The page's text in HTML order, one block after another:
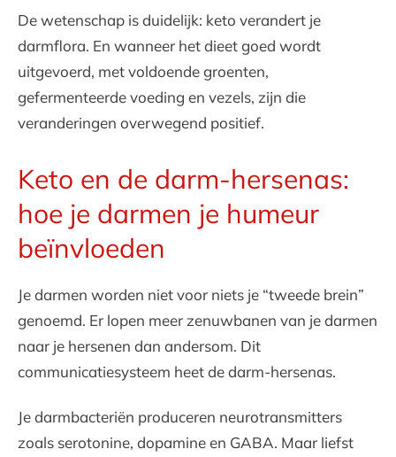
De wetenschap is duidelijk: keto verandert je
darmflora. En wanneer het dieet goed wordt
uitgevoerd, met voldoende groenten,
gefermenteerde voeding en vezels, zijn die
veranderingen overwegend positief.
Keto en de darm-hersenas:
hoe je darmen je humeur
beïnvloeden
Je darmen worden niet voor niets je “tweede brein”
genoemd. Er lopen meer zenuwbanen van je darmen
naar je hersenen dan andersom. Dit
communicatiesysteem heet de darm-hersenas.
Je darmbacteriën produceren neurotransmitters
zoals serotonine, dopamine en GABA. Maar liefst